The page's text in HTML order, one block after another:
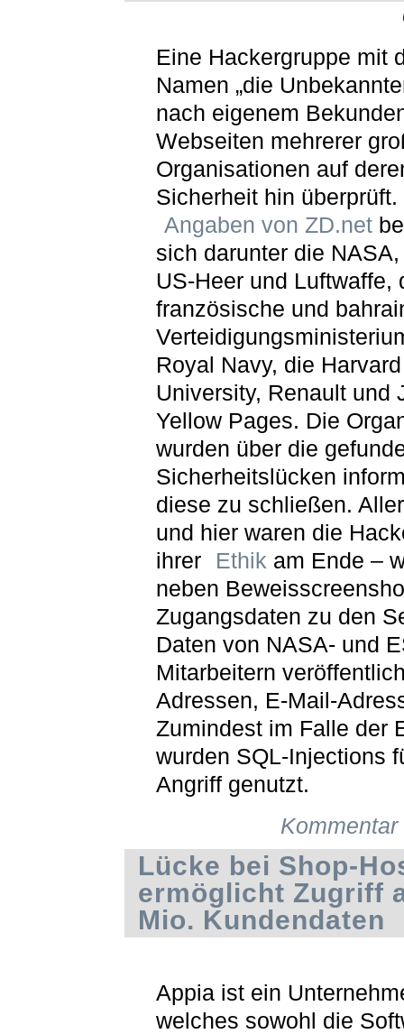
Eine Hackergruppe mit
Namen „die
nach eigenem
Webseiten mehrerer
Organisationen auf
Sicherheit hin überprüft.
Angaben von ZD.net
sich darunter die
US-Heer und Luftwaffe,
französische und
Royal Navy, die Harvard
University, Renault und
Yellow Pages. Die
wurden über die
Sicherheitslücken
diese zu schließen.
und hier waren die
ihrer
Ethik am Ende –
neben
Zugangsdaten zu den
Daten von NASA- und
Mitarbeitern
Adressen, E-Mail-
Zumindest im Falle der
wurden SQL-Injections
Angriff genutzt.
Lücke bei Shop-
ermöglicht Zugriff
Mio. Kundendaten
Appia ist ein
welches sowohl die